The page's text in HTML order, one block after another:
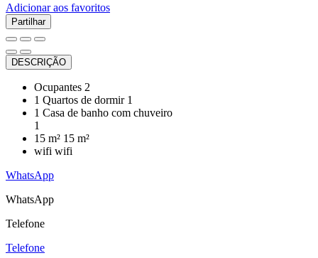
Adicionar aos favoritos
Partilhar
DESCRIÇÃO
Ocupantes 2
1 Quartos de dormir 1
1 Casa de banho com chuveiro
1
15 m² 15 m²
wifi wifi
WhatsApp
WhatsApp
Telefone
Telefone